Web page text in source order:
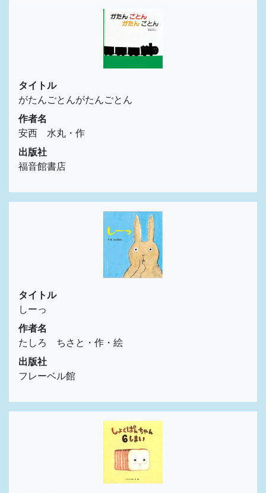
タイトル
がたんごとんがたんごとん
作者名
安西 水丸・作
出版社
福音館書店
タイトル
しーっ
作者名
たしろ ちさと・作・絵
出版社
フレーベル館